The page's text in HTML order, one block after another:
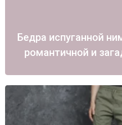
Бедра испуганной
романтичной и